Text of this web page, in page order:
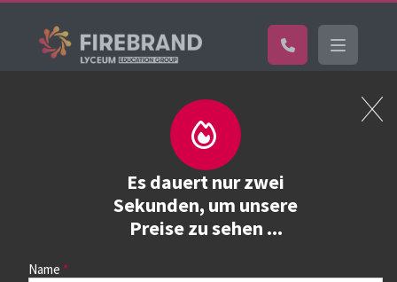
Es dauert nur zwei
Sekunden, um unsere
Preise zu sehen ...
Name
Kurs buchen
Wählen Sie zunächst einen Kurs aus der Liste unten aus.
auswählen.